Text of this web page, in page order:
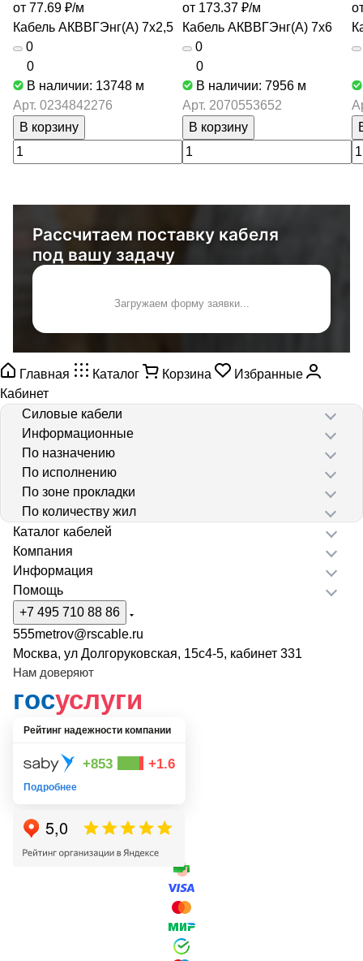
от 77.69 ₽/м
Кабель АКВВГЭнг(А) 7х2,5
0
0
В наличии: 13748 м
Арт. 0234842276
В корзину
от 173.37 ₽/м
Кабель АКВВГЭнг(А) 7х6
0
0
В наличии: 7956 м
Арт. 2070553652
В корзину
Рассчитаем поставку кабеля
под вашу задачу
Загружаем форму заявки...
Главная Каталог Корзина
Избранные
Кабинет
Силовые кабели
Информационные
По назначению
По исполнению
По зоне прокладки
По количеству жил
Каталог кабелей
Компания
Информация
Помощь
+7 495 710 88 86
555metrov@rscable.ru
Москва, ул Долгоруковская, 15с4-5, кабинет 331
Нам доверяют
госуслуги
Рейтинг надежности компании
+853 +1.6
Подробнее